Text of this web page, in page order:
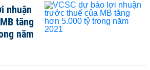
nhuận
tăng
năm